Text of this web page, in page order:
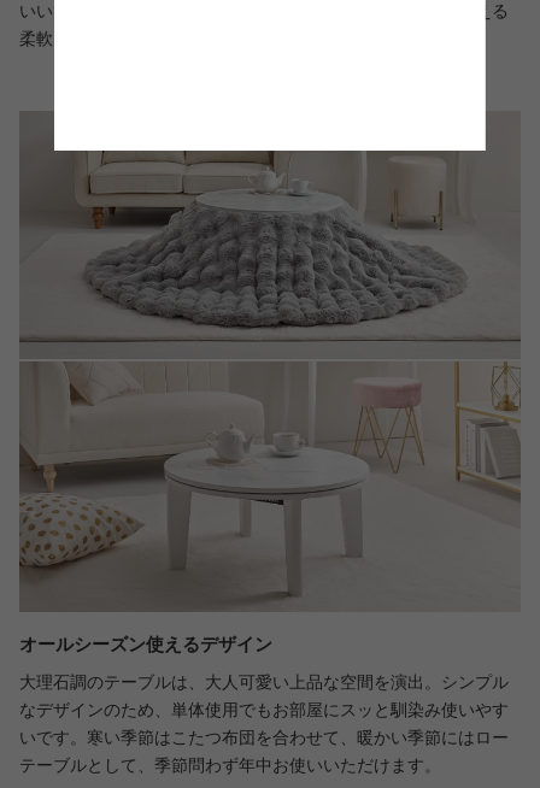
いい大きさ。角がない円形タイプのため、どの方向からも使える
柔軟な形も魅力です。
オールシーズン使えるデザイン
大理石調のテーブルは、大人可愛い上品な空間を演出。シンプル
なデザインのため、単体使用でもお部屋にスッと馴染み使いやす
いです。寒い季節はこたつ布団を合わせて、暖かい季節にはロー
テーブルとして、季節問わず年中お使いいただけます。